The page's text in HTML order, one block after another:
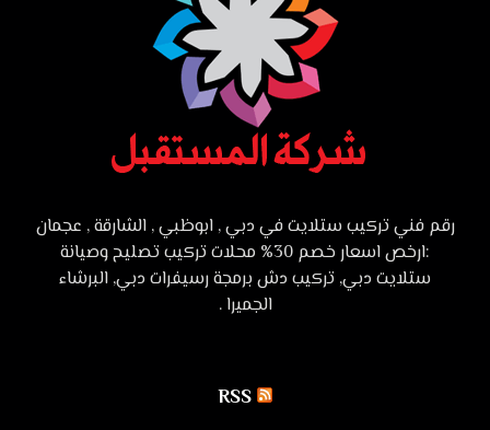
رقم فني تركيب ستلايت في دبي , ابوظبي , الشارقة , عجمان
:ارخص اسعار خصم 30% محلات تركيب تصليح وصيانة
ستلايت دبي, تركيب دش برمجة رسيفرات دبي, البرشاء
الجميرا .
RSS